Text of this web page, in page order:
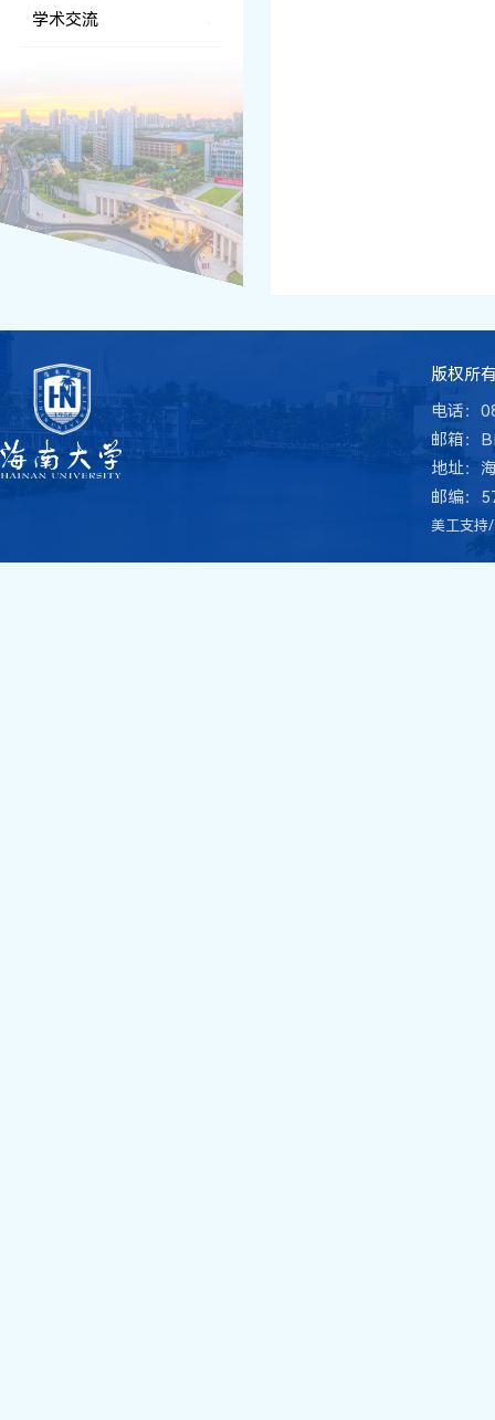
学术交流
版权所
电话：
邮箱：
地址：
邮编：
美工支持